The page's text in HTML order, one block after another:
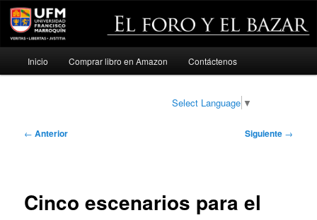
Ir
Inicio Comprar libro en Amazon Contáctenos
Select Language ▼
Navegación
← Anterior Siguiente →
Cinco escenarios para el